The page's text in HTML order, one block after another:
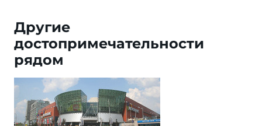
Другие
достопримечательности
рядом